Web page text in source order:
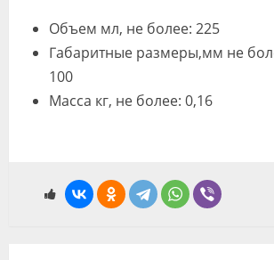
Объем мл, не более: 225
Габаритные размеры,мм не
100
Масса кг, не более: 0,16